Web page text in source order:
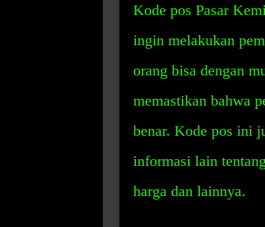
Kode pos Pasar
ingin melakukan
orang bisa dengan
memastikan bahwa
benar. Kode pos ini
informasi lain
harga dan lainnya.